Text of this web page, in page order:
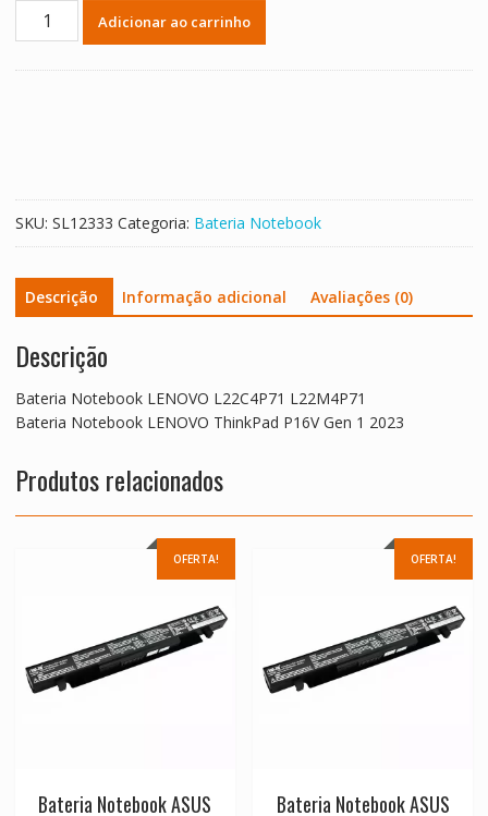
Bateria
Notebook
Adicionar ao carrinho
SKU: SL12333 Categoria: Bateria Notebook
Descrição Informação adicional Avaliações (0)
Descrição
Bateria Notebook LENOVO L22C4P71 L22M4P71
Bateria Notebook LENOVO ThinkPad P16V Gen 1 2023
Produtos relacionados
OFERTA!
Bateria Notebook ASUS
OFERTA!
Bateria Notebook ASUS